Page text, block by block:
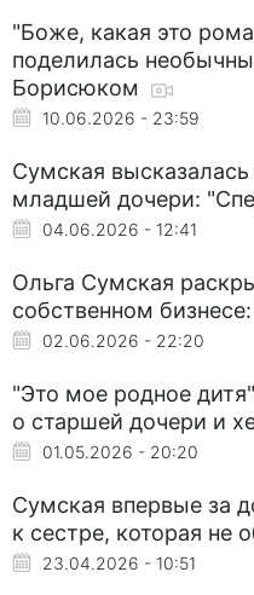
"Боже, какая это
поделилась
Борисюком
10.06.2026 - 23:59
Сумская
младшей дочери:
04.06.2026 - 12:41
Ольга Сумская
собственном
02.06.2026 - 22:20
"Это мое родное
о старшей дочери и
01.05.2026 - 20:20
Сумская впервые за
к сестре, которая не
23.04.2026 - 10:51